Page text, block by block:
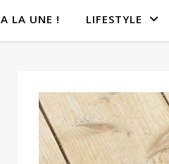
A LA UNE ! LIFESTYLE